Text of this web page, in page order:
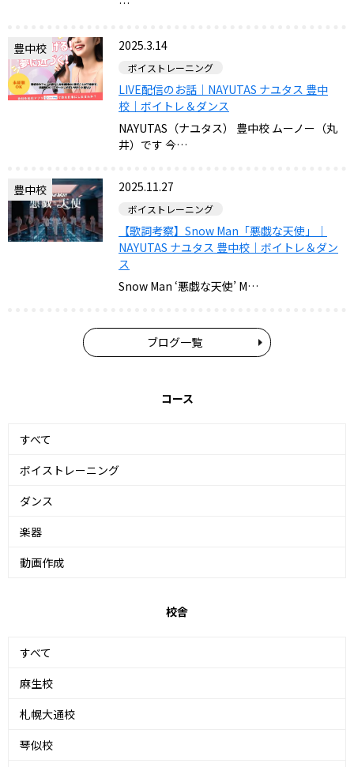
…
豊中校 2025.3.14
ボイストレーニング
LIVE配信のお話｜NAYUTAS ナユタス 豊中
校｜ボイトレ＆ダンス
NAYUTAS（ナユタス） 豊中校 ムーノー（丸
井）です 今…
豊中校 2025.11.27
ボイストレーニング
【歌詞考察】Snow Man「悪戯な天使」｜
NAYUTAS ナユタス 豊中校｜ボイトレ＆ダン
ス
Snow Man ‘悪戯な天使’ M…
ブログ一覧
コース
すべて
ボイストレーニング
ダンス
楽器
動画作成
校舎
すべて
麻生校
札幌大通校
琴似校